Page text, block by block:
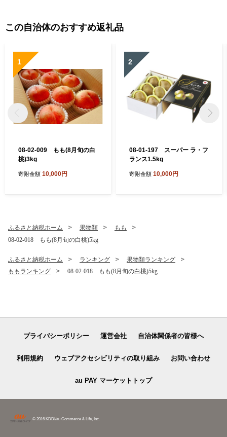
この自治体のおすすめ返礼品
1
08-02-009 もも(8月旬の白
桃)3kg
寄附金額 10,000円
2
08-01-197 スーパー ラ・フ
ランス1.5kg
寄附金額 10,000円
ふるさと納税ホーム 果物類
もも
08-02-018 もも(8月旬の白桃)5kg
ふるさと納税ホーム ランキング
果物類ランキング
ももランキング
08-02-018 もも(8月旬の白桃)5kg
プライバシーポリシー 運営会社 自治体関係者の皆様へ
利用規約 ウェブアクセシビリティの取り組み お問い合わせ
au PAY マーケットトップ
© 2016 KDDI/au Commerce & Life, Inc.